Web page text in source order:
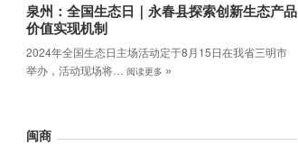
泉州：全国生态日｜永春县探索创新生态产品
价值实现机制
2024年全国生态日主场活动定于8月15日在我省三明市
举办，活动现场将…
阅读更多 »
闽商